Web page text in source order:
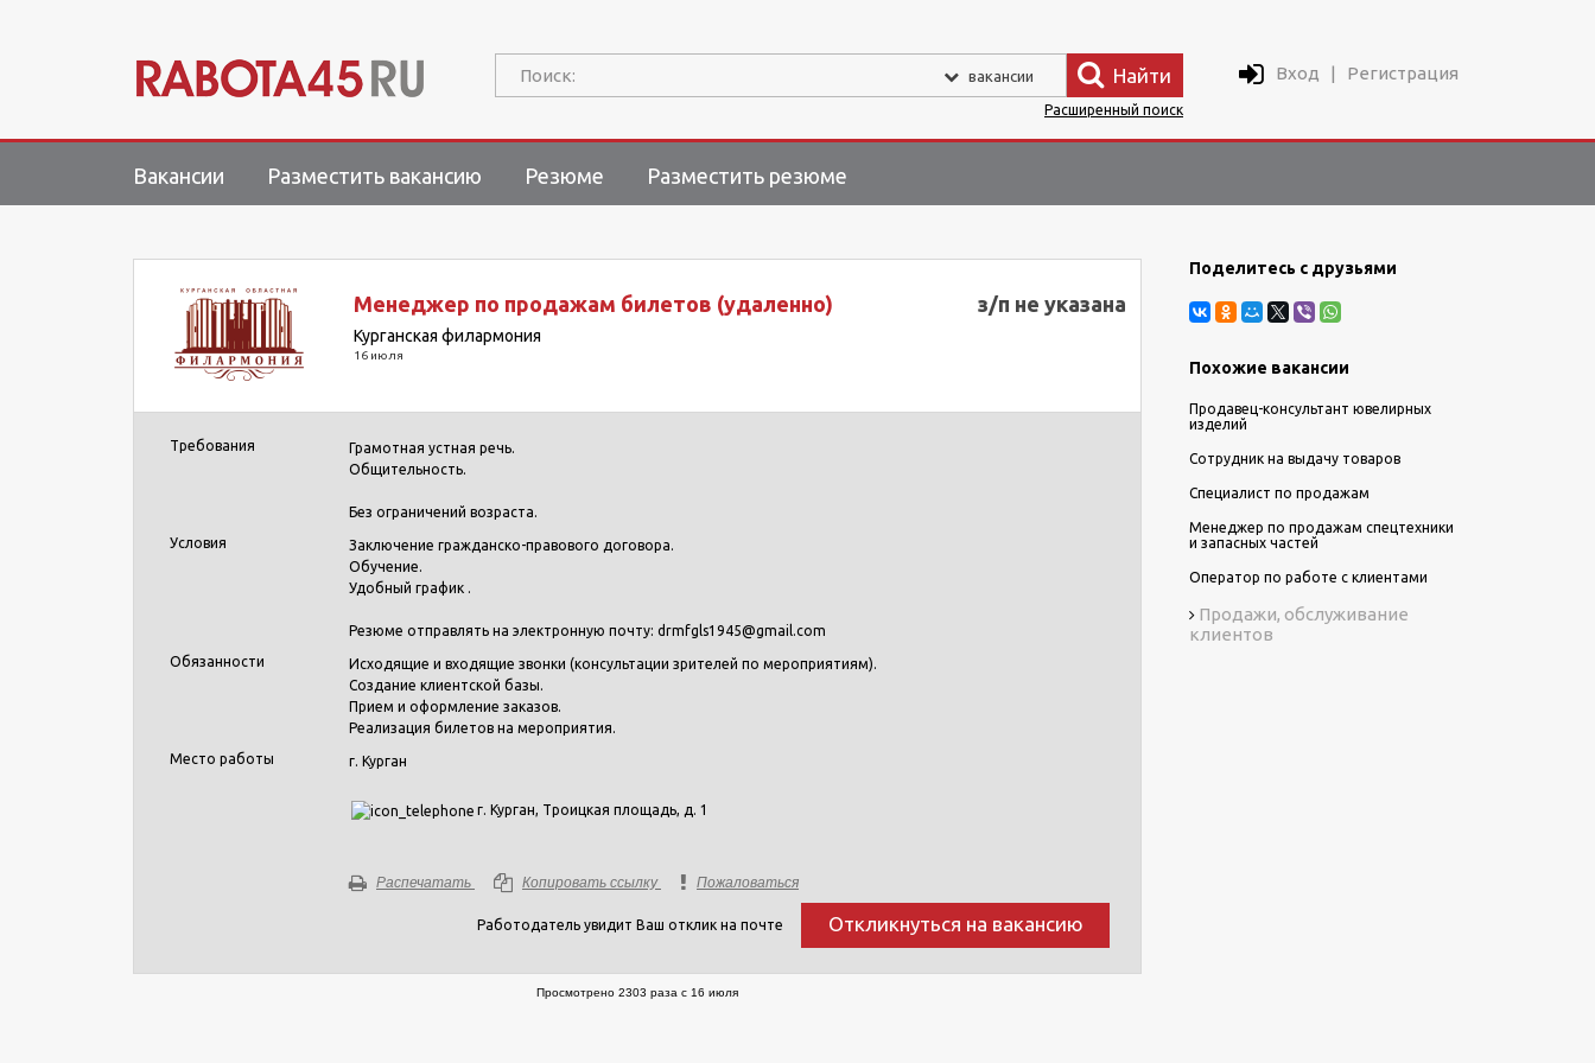
Поиск: вакансии Найти Вход | Регистрация
Расширенный поиск
Вакансии Разместить вакансию Резюме Разместить резюме
Менеджер по продажам билетов (удаленно) з/п не указана
Курганская филармония
16 июля
Требования
Грамотная устная речь.
Общительность.
Без ограничений возраста.
Условия
Заключение гражданско-правового договора.
Обучение.
Удобный график .
Резюме отправлять на электронную почту: drmfgls1945@gmail.com
Обязанности
Исходящие и входящие звонки (консультации зрителей по мероприятиям).
Создание клиентской базы.
Прием и оформление заказов.
Реализация билетов на мероприятия.
Место работы
г. Курган
г. Курган, Троицкая площадь, д. 1
Распечатать Копировать ссылку Пожаловаться
Работодатель увидит Ваш отклик на почте Откликнуться на вакансию
Просмотрено 2303 раза с 16 июля
Поделитесь с друзьями
Похожие вакансии
Продавец-консультант ювелирных
изделий
Сотрудник на выдачу товаров
Специалист по продажам
Менеджер по продажам спецтехники
и запасных частей
Оператор по работе с клиентами
Продажи, обслуживание
клиентов